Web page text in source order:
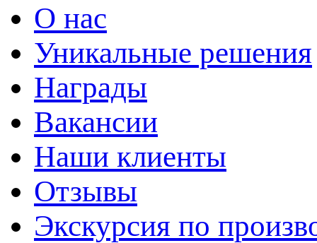
О нас
Уникальные решения
Награды
Вакансии
Наши клиенты
Отзывы
Экскурсия по